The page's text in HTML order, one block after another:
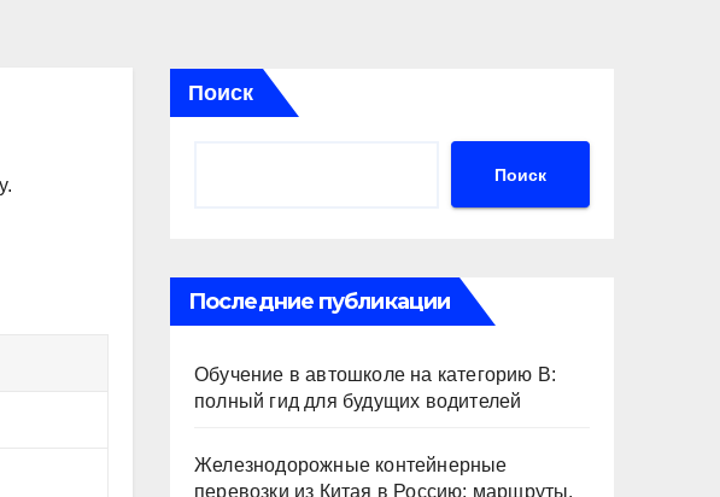
Поиск
Поиск
Последние публикации
Обучение в автошколе на категорию В:
полный гид для будущих водителей
Железнодорожные контейнерные
перевозки из Китая в Россию: маршруты,